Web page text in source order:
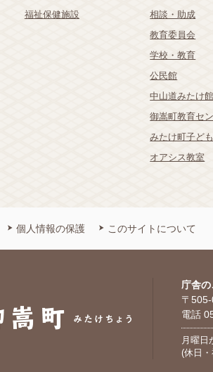
福祉保健施設
相談・助成
教育委員会
学校・教育
公民館
中山道みたけ
御嵩町教育セ
みたけ町子ど
オアシス教室
個人情報の保護 このサイトについて
庁舎
〒
電話
月曜日
(休日